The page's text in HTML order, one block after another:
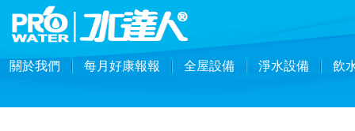
關於我們 每月好康報報 全屋設備 淨水設備 飲